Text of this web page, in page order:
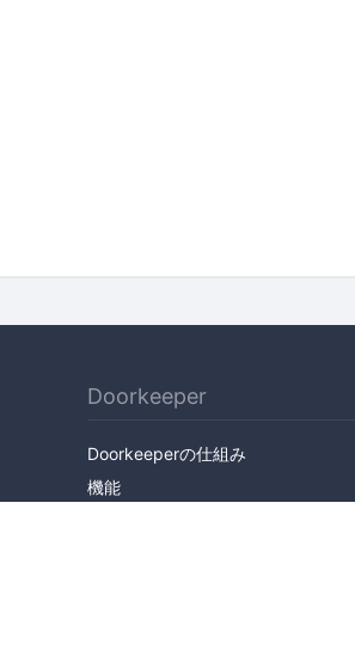
Doorkeeper
Doorkeeperの仕組み
機能